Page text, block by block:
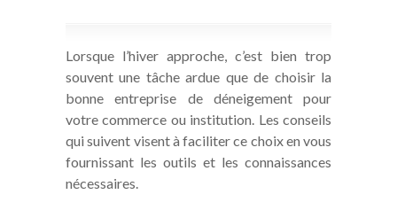
Lorsque l’hiver approche, c’est bien trop
souvent une tâche ardue que de choisir la
bonne entreprise de déneigement pour
votre commerce ou institution. Les conseils
qui suivent visent à faciliter ce choix en vous
fournissant les outils et les connaissances
nécessaires.